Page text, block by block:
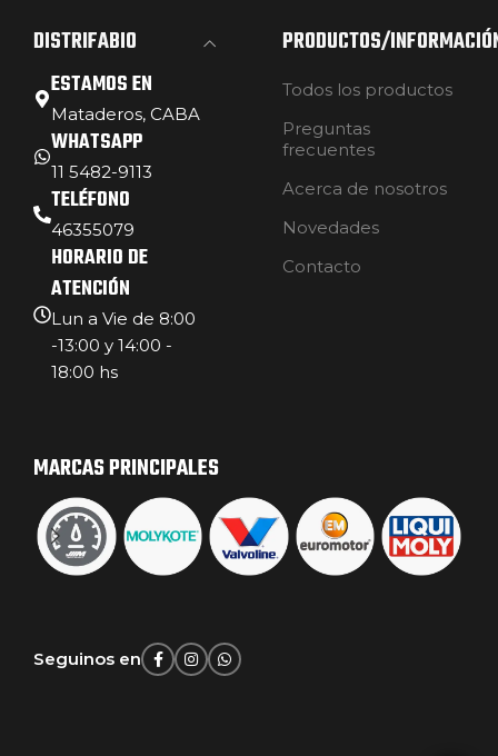
DISTRIFABIO
ESTAMOS EN
Mataderos, CABA
WHATSAPP
11 5482-9113
TELÉFONO
46355079
HORARIO DE
ATENCIÓN
Lun a Vie de 8:00
-13:00 y 14:00 -
18:00 hs
PRODUCTOS/
Todos los productos
Preguntas
frecuentes
Acerca de nosotros
Novedades
Contacto
MARCAS PRINCIPALES
Seguinos en